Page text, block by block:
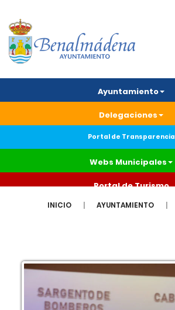
Ayuntamiento
Delegaciones
Portal de Transparencia
Webs Municipales
Portal de Turismo
INICIO AYUNTAMIENTO